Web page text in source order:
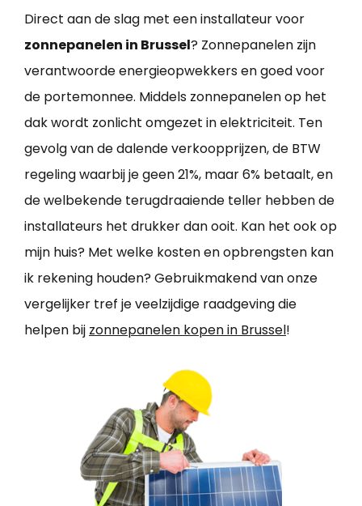
Direct aan de slag met een installateur voor
zonnepanelen in Brussel? Zonnepanelen zijn
verantwoorde energieopwekkers en goed voor
de portemonnee. Middels zonnepanelen op het
dak wordt zonlicht omgezet in elektriciteit. Ten
gevolg van de dalende verkoopprijzen, de BTW
regeling waarbij je geen 21%, maar 6% betaalt, en
de welbekende terugdraaiende teller hebben de
installateurs het drukker dan ooit. Kan het ook op
mijn huis? Met welke kosten en opbrengsten kan
ik rekening houden? Gebruikmakend van onze
vergelijker tref je veelzijdige raadgeving die
helpen bij zonnepanelen kopen in Brussel!